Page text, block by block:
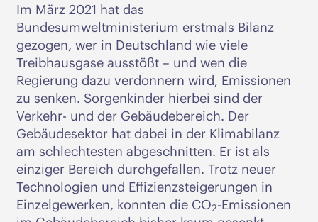
Im März 2021 hat das
Bundesumweltministerium erstmals Bilanz
gezogen, wer in Deutschland wie viele
Treibhausgase ausstößt – und wen die
Regierung dazu verdonnern wird, Emissionen
zu senken. Sorgenkinder hierbei sind der
Verkehr- und der Gebäudebereich. Der
Gebäudesektor hat dabei in der Klimabilanz
am schlechtesten abgeschnitten. Er ist als
einziger Bereich durchgefallen. Trotz neuer
Technologien und Effizienzsteigerungen in
Einzelgewerken, konnten die CO2-Emissionen